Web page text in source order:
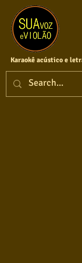
Karaokê acústico e